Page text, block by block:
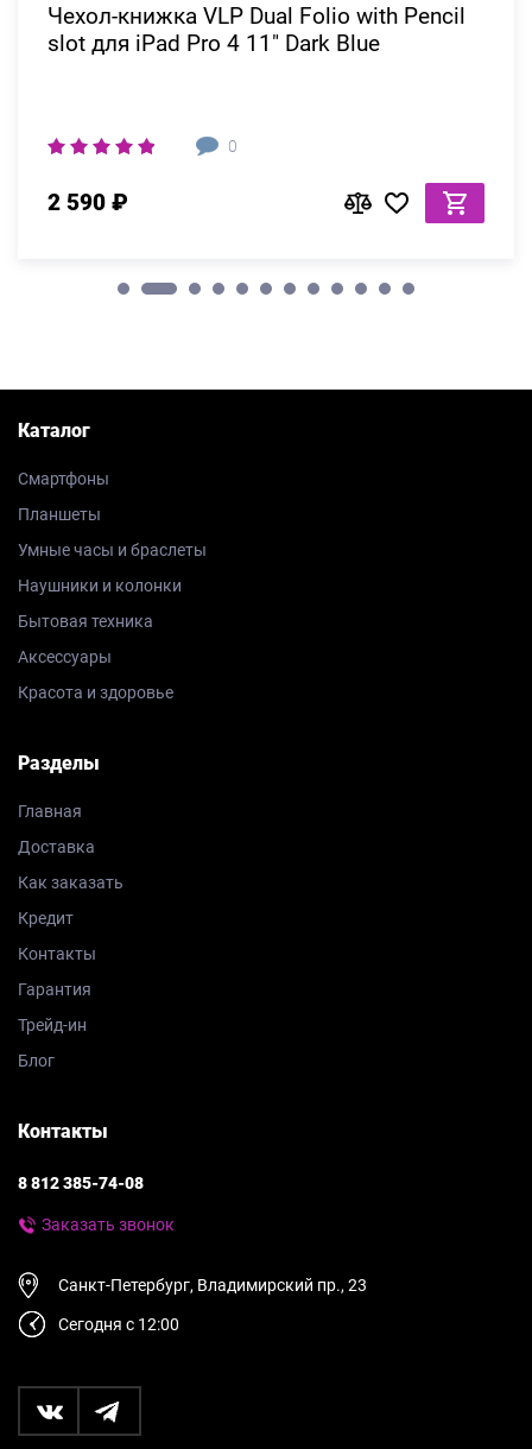
Чехол-книжка VLP Dual Folio with Penсil
slot для iPad Pro 4 11" Dark Blue
0
2 590 ₽
Каталог
Смартфоны
Планшеты
Умные часы и браслеты
Наушники и колонки
Бытовая техника
Аксессуары
Красота и здоровье
Разделы
Главная
Доставка
Как заказать
Кредит
Контакты
Гарантия
Трейд-ин
Блог
Контакты
8 812 385-74-08
Заказать звонок
Санкт-Петербург, Владимирский пр., 23
Сегодня с 12:00